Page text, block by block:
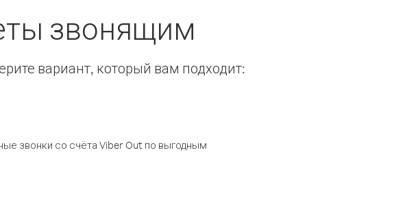
звонящим
вариант, который вам подходит:
звонки со счёта Viber Out по выгодным